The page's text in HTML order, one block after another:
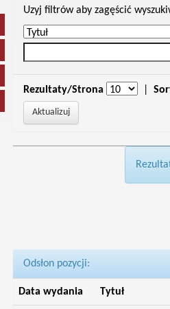
Uzyj filtrów aby zagęścić
Rezultaty/Strona
Odsłon pozycji:
Data wydania Tytuł